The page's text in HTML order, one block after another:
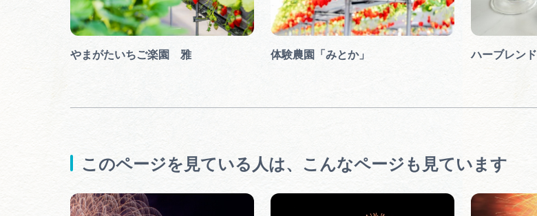
やまがたいちご楽園 雅 体験農園「みとか」 ハーブレンド
このページを見ている人は、 こんなページも見ています